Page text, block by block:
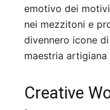
emotivo dei
nei mezzitoni e
divennero icone
maestria
Creative